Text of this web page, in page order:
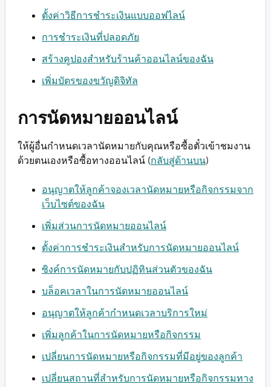
ตั้งค่าวิธีการชำระเงินแบบออฟไลน์
การชำระเงินที่ปลอดภัย
สร้างคูปองสำหรับร้านค้าออนไลน์ของฉัน
เพิ่มบัตรของขวัญดิจิทัล
การนัดหมายออนไลน์
ให้ผู้อื่นกำหนดเวลานัดหมายกับคุณหรือซื้อตั๋วเข้าชมงาน
ด้วยตนเองหรือซื้อทางออนไลน์ (กลับสู่ด้านบน)
อนุญาตให้ลูกค้าจองเวลานัดหมายหรือกิจกรรมจาก
เว็บไซต์ของฉัน
เพิ่มส่วนการนัดหมายออนไลน์
ตั้งค่าการชำระเงินสำหรับการนัดหมายออนไลน์
ซิงค์การนัดหมายกับปฏิทินส่วนตัวของฉัน
บล็อคเวลาในการนัดหมายออนไลน์
อนุญาตให้ลูกค้ากำหนดเวลาบริการใหม่
เพิ่มลูกค้าในการนัดหมายหรือกิจกรรม
เปลี่ยนการนัดหมายหรือกิจกรรมที่มีอยู่ของลูกค้า
เปลี่ยนสถานที่สำหรับการนัดหมายหรือกิจกรรมทาง